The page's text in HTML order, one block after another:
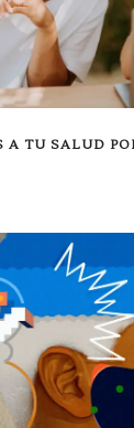
A TU SALUD